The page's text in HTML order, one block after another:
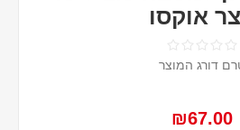
אוקסו
דורג המוצר
₪67.00